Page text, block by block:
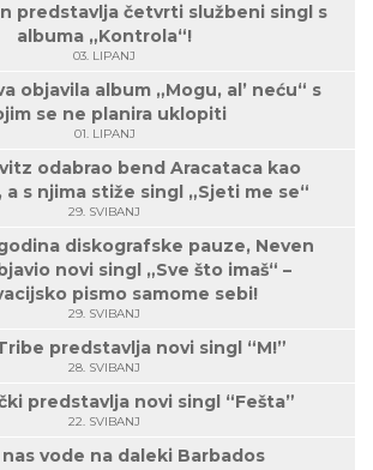
predstavlja četvrti službeni singl s
albuma „Kontrola“!
03. LIPANJ
objavila album „Mogu, al’ neću“ s
se ne planira uklopiti
01. LIPANJ
odabrao bend Aracataca kao
s njima stiže singl „Sjeti me se“
29. SVIBANJ
diskografske pauze, Neven
novi singl „Sve što imaš“ –
pismo samome sebi!
29. SVIBANJ
predstavlja novi singl “M!”
28. SVIBANJ
predstavlja novi singl “Fešta”
22. SVIBANJ
nas vode na daleki Barbados